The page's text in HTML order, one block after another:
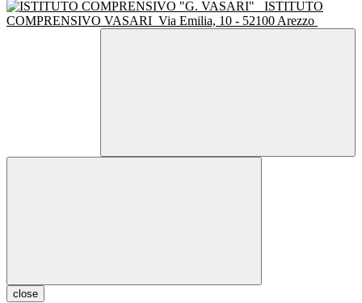
ISTITUTO
COMPRENSIVO VASARI Via Emilia, 10 - 52100 Arezzo
close